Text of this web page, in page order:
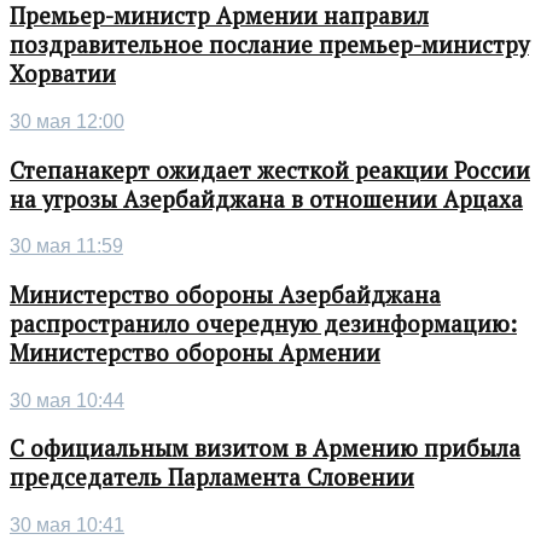
Премьер-министр Армении направил
поздравительное послание премьер-министру
Хорватии
30 мая 12:00
Степанакерт ожидает жесткой реакции России
на угрозы Азербайджана в отношении Арцаха
30 мая 11:59
Министерство обороны Азербайджана
распространило очередную дезинформацию:
Министерство обороны Армении
30 мая 10:44
С официальным визитом в Армению прибыла
председатель Парламента Словении
30 мая 10:41